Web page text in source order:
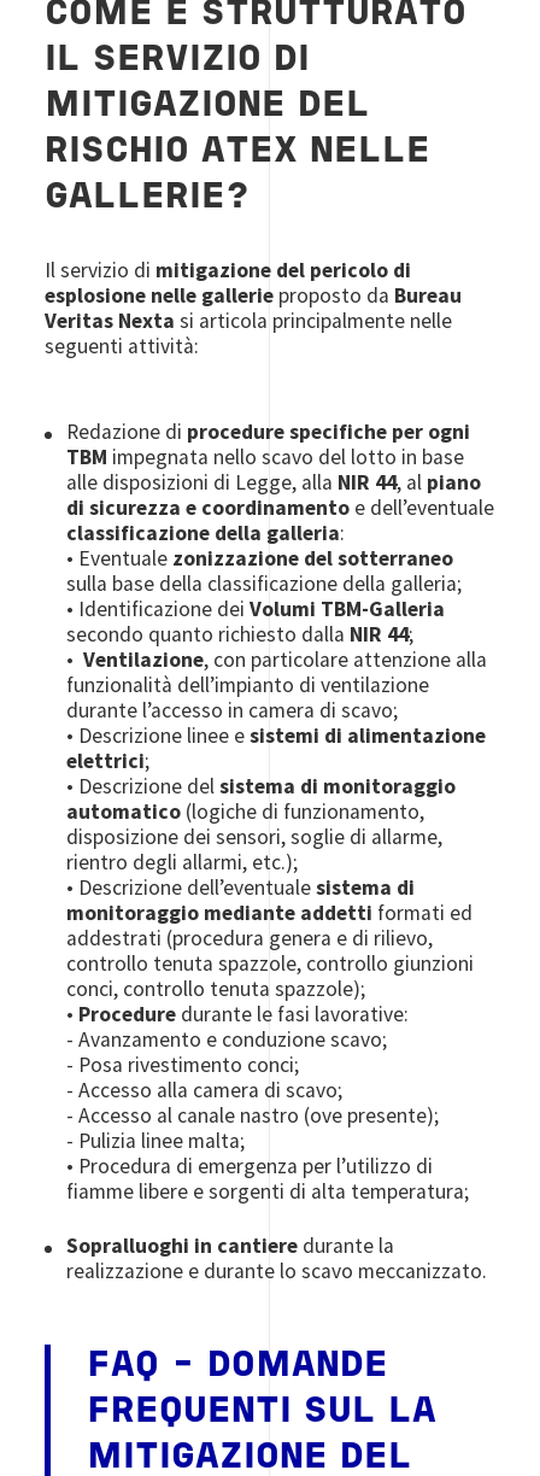
COME È STRUTTURATO
IL SERVIZIO DI
MITIGAZIONE DEL
RISCHIO ATEX NELLE
GALLERIE?
Il servizio di mitigazione del pericolo di
esplosione nelle gallerie proposto da Bureau
Veritas Nexta si articola principalmente nelle
seguenti attività:
Redazione di procedure specifiche per ogni
TBM impegnata nello scavo del lotto in base
alle disposizioni di Legge, alla NIR 44, al piano
di sicurezza e coordinamento e dell’eventuale
classificazione della galleria:
• Eventuale zonizzazione del sotterraneo
sulla base della classificazione della galleria;
• Identificazione deiVolumi TBM-Galleria
secondo quanto richiesto dalla NIR 44;
•Ventilazione, con particolare attenzione alla
funzionalità dell’impianto di ventilazione
durante l’accesso in camera di scavo;
• Descrizione linee esistemi di alimentazione
elettrici;
• Descrizione delsistema di monitoraggio
automatico (logiche di funzionamento,
disposizione dei sensori, soglie di allarme,
rientro degli allarmi, etc.);
• Descrizione dell’eventualesistema di
monitoraggio mediante addetti formati ed
addestrati (procedura genera e di rilievo,
controllo tenuta spazzole, controllo giunzioni
conci, controllo tenuta spazzole);
• Procedure durante le fasi lavorative:
- Avanzamento e conduzione scavo;
- Posa rivestimento conci;
- Accesso alla camera di scavo;
- Accesso al canale nastro (ove presente);
- Pulizia linee malta;
• Procedura di emergenza per l’utilizzo di
fiamme libere e sorgenti di alta temperatura;
Sopralluoghi in cantiere durante la
realizzazione e durante lo scavo meccanizzato.
FAQ - DOMANDE
FREQUENTI SUL LA
MITIGAZIONE DEL